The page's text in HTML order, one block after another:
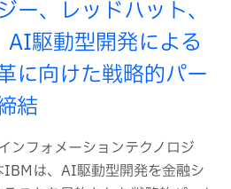
ー、レッドハット、
駆動型開発による
に向けた戦略的パー
結
ンフォメーションテクノロジ
は、AI駆動型開発を金融シ